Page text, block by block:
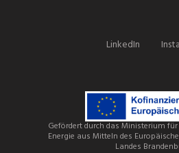
LinkedIn
Gefördert durch das Ministerium
Energie aus Mitteln des
Landes